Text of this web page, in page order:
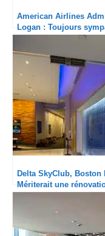
American Airlines
Logan : Toujours
Delta SkyClub, Boston
Mériterait une